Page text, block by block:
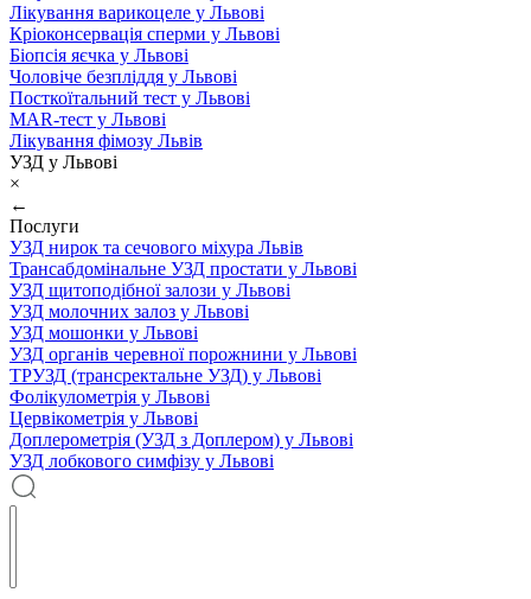
Лікування варикоцеле у Львові
Кріоконсервація сперми у Львові
Біопсія яєчка у Львові
Чоловіче безпліддя у Львові
Посткоїтальний тест у Львові
MAR-тест у Львові
Лікування фімозу Львів
УЗД у Львові
×
←
Послуги
УЗД нирок та сечового міхура Львів
Трансабдомінальне УЗД простати у Львові
УЗД щитоподібної залози у Львові
УЗД молочних залоз у Львові
УЗД мошонки у Львові
УЗД органів черевної порожнини у Львові
ТРУЗД (трансректальне УЗД) у Львові
Фолікулометрія у Львові
Цервікометрія у Львові
Доплерометрія (УЗД з Доплером) у Львові
УЗД лобкового симфізу у Львові